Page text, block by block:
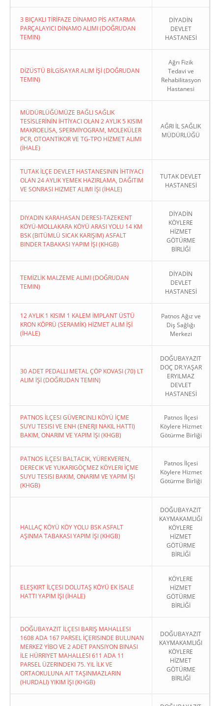
3 BIÇAKLI TİRİFAZE DİNAMO PİS AKTARMA
PARÇALAYICI DİNAMO ALIMI (DOĞRUDAN
TEMIN)
DİYADİN
DEVLET
HASTANESİ
DİZÜSTÜ BİLGİSAYAR ALIM İŞİ (DOĞRUDAN
TEMIN)
Ağrı Fizik
Tedavi ve
Rehabilitasyon
Hastanesi
MÜDÜRLÜĞÜMÜZE BAĞLI SAĞLIK
TESİSLERİNİN İHTİYACI OLAN 2 AYLIK 5 KISIM
MAKROELİSA, SPERMİYOGRAM, MOLEKÜLER
PCR, OTOANTİKOR VE TG-TPO HİZMET ALIMI
(İHALE)
AĞRI İL SAĞLIK
MÜDÜRLÜĞÜ
TUTAK İLÇE DEVLET HASTANESININ İHTIYACI
OLAN 24 AYLIK YEMEK HAZIRLAMA, DAĞITIM
VE SONRASI HIZMET ALIMI İŞI (İHALE)
TUTAK DEVLET
HASTANESİ
DIYADIN KARAHASAN DERESI-TAZEKENT
KÖYÜ-MOLLAKARA KÖYÜ ARASI YOLU 14 KM
BSK (BITÜMLÜ SICAK KARIŞIM) ASFALT
BINDER TABAKASI YAPIM İŞI (KHGB)
DİYADİN
KÖYLERE
HİZMET
GÖTÜRME
BİRLİĞİ
TEMİZLİK MALZEME ALIMI (DOĞRUDAN
TEMIN)
DİYADİN
DEVLET
HASTANESİ
12 AYLIK 1 KISIM 1 KALEM İMPLANT ÜSTÜ
KRON KÖPRÜ (SERAMİK) HİZMET ALIM İŞİ
(İHALE)
Patnos Ağız ve
Diş Sağlığı
Merkezi
30 ADET PEDALLI METAL ÇÖP KOVASI (70) LT
ALIM İŞİ (DOĞRUDAN TEMIN)
DOĞUBAYAZIT
DOÇ DR.YAŞAR
ERYILMAZ
DEVLET
HASTANESİ
PATNOS İLÇESI GÜVERCINLI KÖYÜ İÇME
SUYU TESISI VE ENH (ENERJI NAKIL HATTI)
BAKIM, ONARIM VE YAPIM İŞI (KHGB)
Patnos İlçesi
Köylere Hizmet
Götürme Birliği
PATNOS İLÇESI BALTACIK, YÜREKVEREN,
DERECIK VE YUKARIGÖÇMEZ KÖYLERI İÇME
SUYU TESISI BAKIM, ONARIM VE YAPIM İŞI
(KHGB)
Patnos İlçesi
Köylere Hizmet
Götürme Birliği
HALLAÇ KÖYÜ KÖY YOLU BSK ASFALT
AŞINMA TABAKASI YAPIM İŞI (KHGB)
DOĞUBAYAZIT
KAYMAKAMLIĞI
KÖYLERE
HİZMET
GÖTÜRME
BİRLİĞİ
ELEŞKIRT İLÇESI DOLUTAŞ KÖYÜ EK İSALE
HATTI YAPIM İŞI (İHALE)
KÖYLERE
HİZMET
GÖTÜRME
BİRLİĞİ
DOĞUBAYAZIT İLÇESI BARIŞ MAHALLESI
1608 ADA 167 PARSEL İÇERISINDE BULUNAN
MERKEZ YİBO VE 2 ADET PANSIYON BINASI
İLE HÜRRIYET MAHALLESI 611 ADA 11
PARSEL ÜZERINDEKI 75. YIL İLK VE
ORTAOKULUNA AIT TAŞINMAZLARIN
(HURDALI) YIKIM İŞI (KHGB)
DOĞUBAYAZIT
KAYMAKAMLIĞI
KÖYLERE
HİZMET
GÖTÜRME
BİRLİĞİ